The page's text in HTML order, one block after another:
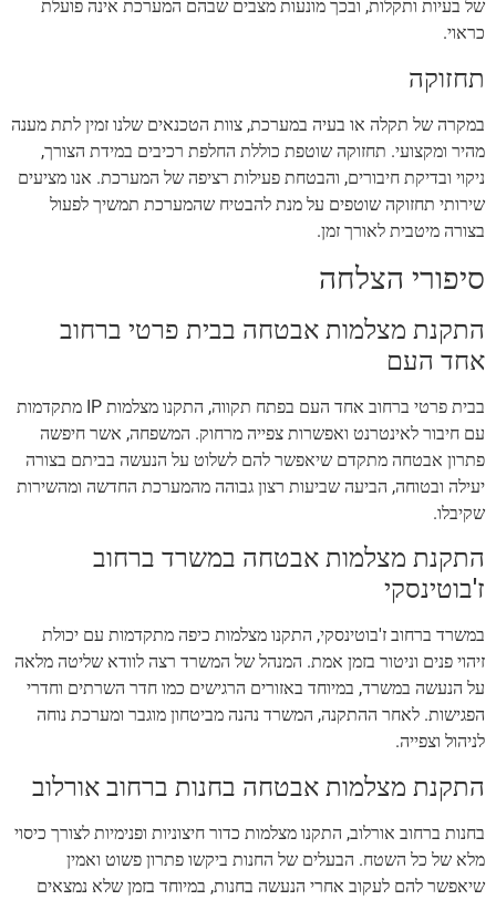
של בעיות ותקלות, ובכך מונעות מצבים שבהם המערכת אינה פועלת
כראוי.
תחזוקה
במקרה של תקלה או בעיה במערכת, צוות הטכנאים שלנו זמין לתת מענה
מהיר ומקצועי. תחזוקה שוטפת כוללת החלפת רכיבים במידת הצורך,
ניקוי ובדיקת חיבורים, והבטחת פעילות רציפה של המערכת. אנו מציעים
שירותי תחזוקה שוטפים על מנת להבטיח שהמערכת תמשיך לפעול
בצורה מיטבית לאורך זמן.
סיפורי הצלחה
התקנת מצלמות אבטחה בבית פרטי ברחוב
אחד העם
בבית פרטי ברחוב אחד העם בפתח תקווה, התקנו מצלמות IP מתקדמות
עם חיבור לאינטרנט ואפשרות צפייה מרחוק. המשפחה, אשר חיפשה
פתרון אבטחה מתקדם שיאפשר להם לשלוט על הנעשה בביתם בצורה
יעילה ובטוחה, הביעה שביעות רצון גבוהה מהמערכת החדשה ומהשירות
שקיבלו.
התקנת מצלמות אבטחה במשרד ברחוב
ז'בוטינסקי
במשרד ברחוב ז'בוטינסקי, התקנו מצלמות כיפה מתקדמות עם יכולת
זיהוי פנים וניטור בזמן אמת. המנהל של המשרד רצה לוודא שליטה מלאה
על הנעשה במשרד, במיוחד באזורים הרגישים כמו חדר השרתים וחדרי
הפגישות. לאחר ההתקנה, המשרד נהנה מביטחון מוגבר ומערכת נוחה
לניהול וצפייה.
התקנת מצלמות אבטחה בחנות ברחוב אורלוב
בחנות ברחוב אורלוב, התקנו מצלמות כדור חיצוניות ופנימיות לצורך כיסוי
מלא של כל השטח. הבעלים של החנות ביקשו פתרון פשוט ואמין
שיאפשר להם לעקוב אחרי הנעשה בחנות, במיוחד בזמן שלא נמצאים